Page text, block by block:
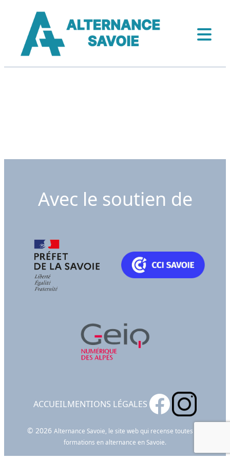
Avec le soutien de
ACCUEILMENTIONS LÉGALES
© 2026 Alternance Savoie, le site web qui recense toutes les
formations en alternance en Savoie.